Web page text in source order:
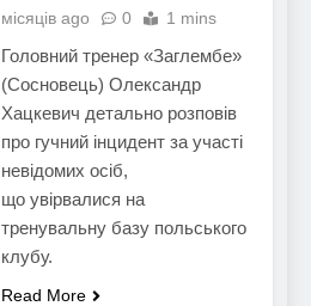
місяців ago
0 1 mins
Головний тренер «Заглембе»
(Сосновець) Олександр
Хацкевич детально розповів
про гучний інцидент за участі
невідомих осіб,
що увірвалися на
тренувальну базу польського
клубу.
Read More